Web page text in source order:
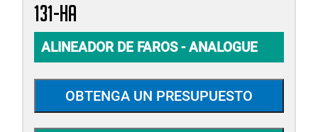
131-HA
ALINEADOR DE FAROS - ANALOGUE
OBTENGA UN PRESUPUESTO